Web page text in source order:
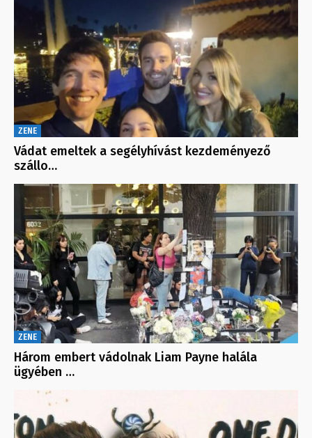
ZENE
Vádat emeltek a segélyhívást kezdeményező
szállo…
ZENE
Három embert vádolnak Liam Payne halála
ügyében …